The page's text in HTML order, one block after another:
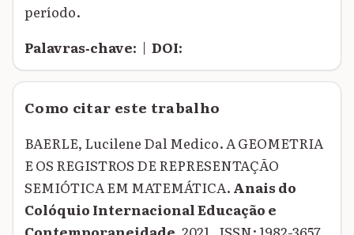
período.
Palavras‑chave: | DOI:
Como citar este trabalho
BAERLE, Lucilene Dal Medico. A GEOMETRIA
E OS REGISTROS DE REPRESENTAÇÃO
SEMIÓTICA EM MATEMÁTICA. Anais do
Colóquio Internacional Educação e